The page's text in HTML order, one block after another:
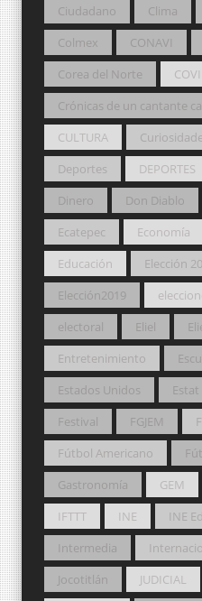
Ciudadano
Clima
Colmex
CONAVI
Corea del Norte
Crónicas de un cantante
CULTURA
Deportes
DEPORTES
Dinero
Don Diablo
Ecatepec
Economía
Educación
Elección
Elección2019
electoral
Eliel
Entretenimiento
Estados Unidos
Estat
Festival
FGJEM
Fútbol Americano
Gastronomía
GEM
IFTTT
INE INE
Intermedia
Jocotitlán
JUDICIAL